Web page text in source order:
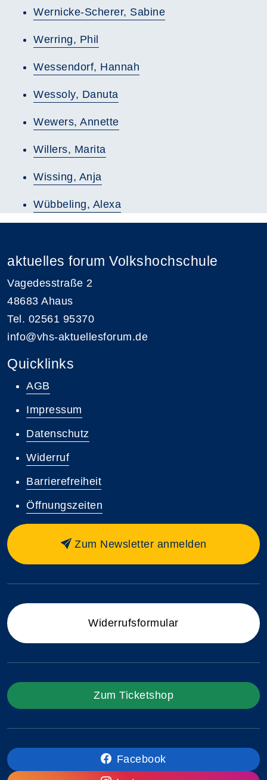
Wernicke-Scherer, Sabine
Werring, Phil
Wessendorf, Hannah
Wessoly, Danuta
Wewers, Annette
Willers, Marita
Wissing, Anja
Wübbeling, Alexa
aktuelles forum Volkshochschule
Vagedesstraße 2
48683 Ahaus
Tel. 02561 95370
info@vhs-aktuellesforum.de
Quicklinks
AGB
Impressum
Datenschutz
Widerruf
Barrierefreiheit
Öffnungszeiten
Zum Newsletter anmelden
Widerrufsformular
Zum Ticketshop
Facebook